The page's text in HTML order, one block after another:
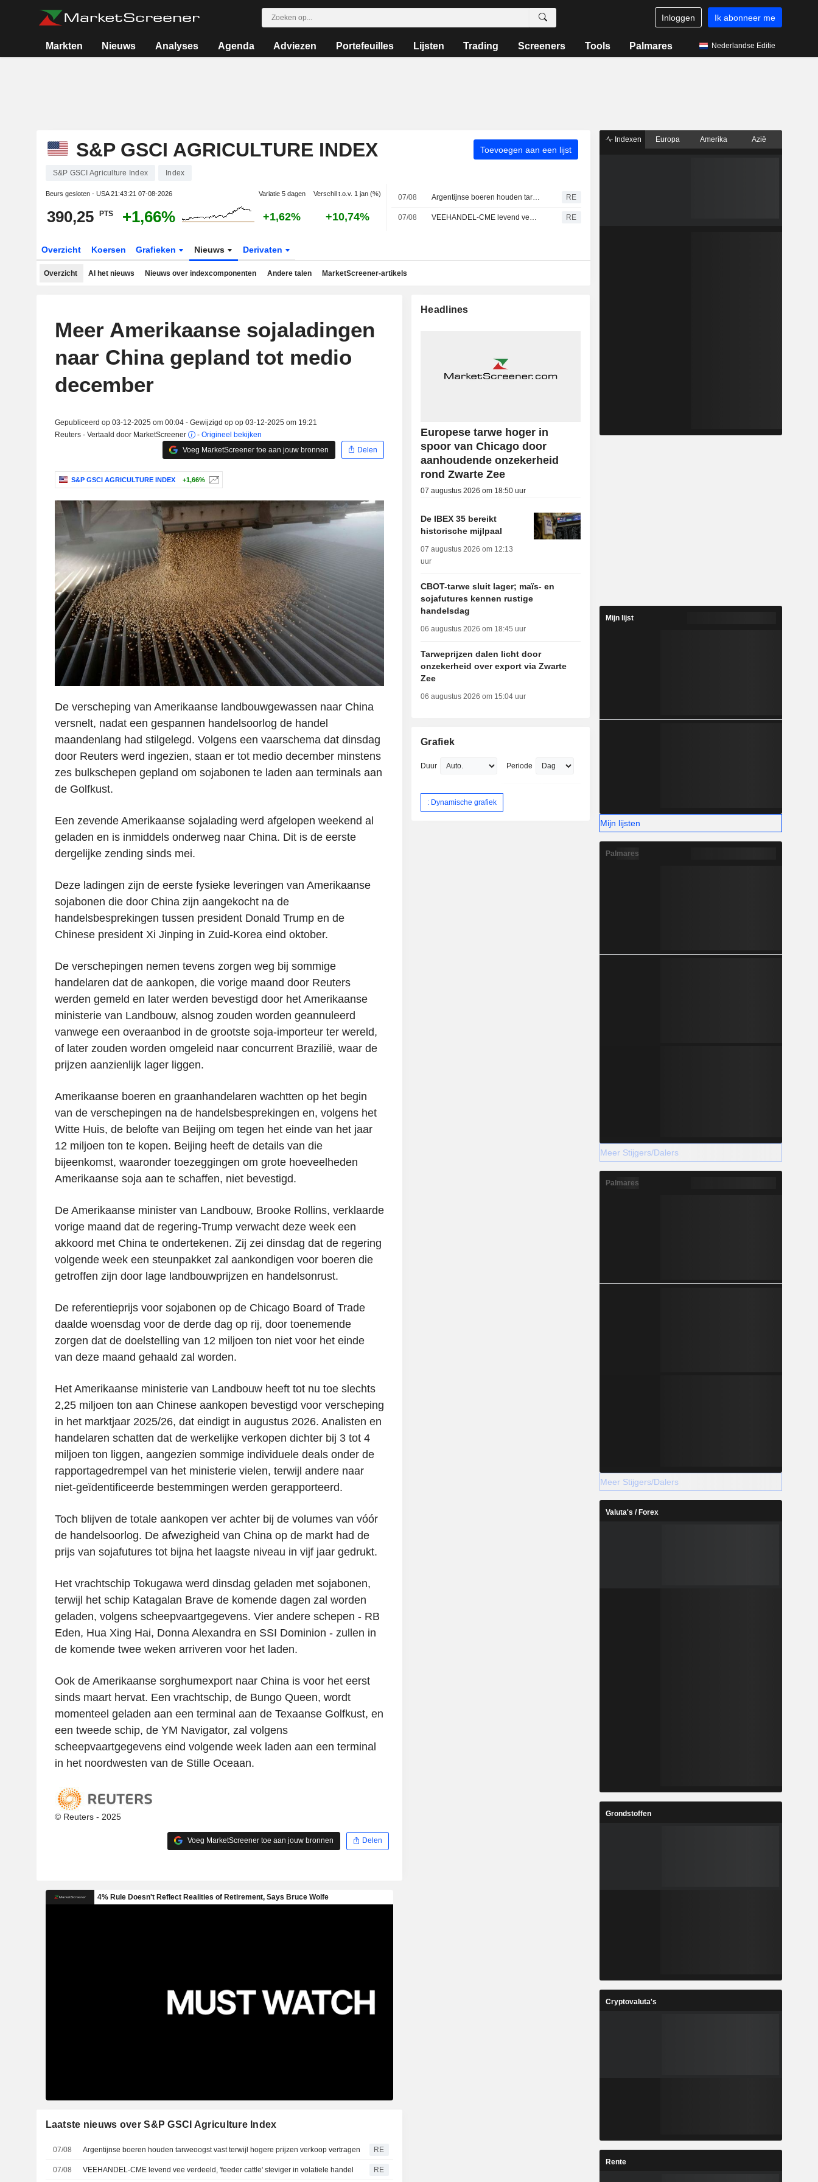
Inloggen Ik abonneer me
Markten Nieuws Analyses Agenda Adviezen Portefeuilles Lijsten Trading Screeners Tools Palmares Nederlandse Editie
S&P GSCI AGRICULTURE INDEX Toevoegen aan een lijst
S&P GSCI Agriculture Index Index
Beurs gesloten - USA21:43:21 07-08-2026 Variatie 5 dagen Verschil t.o.v. 1 jan (%)
390,25 PTS +1,66% +1,62% +10,74%
07/08 Argentijnse boeren houden tarweoogst vast terwijl hogere prijzen verkoop vertragen RE
07/08 VEEHANDEL-CME levend vee verdeeld, 'feeder cattle' steviger in volatiele handel RE
Overzicht Koersen Grafieken Nieuws Derivaten
Overzicht Al het nieuws Nieuws over indexcomponenten Andere talen MarketScreener-artikels
Meer Amerikaanse sojaladingen
naar China gepland tot medio
december
Gepubliceerd op 03-12-2025 om 00:04 - Gewijzigd op op 03-12-2025 om 19:21
Reuters - Vertaald door MarketScreener
- Origineel bekijken
Voeg MarketScreener toe aan jouw bronnen
Delen
S&P GSCI AGRICULTURE INDEX +1,66%
De verscheping van Amerikaanse landbouwgewassen naar China
versnelt, nadat een gespannen handelsoorlog de handel
maandenlang had stilgelegd. Volgens een vaarschema dat dinsdag
door Reuters werd ingezien, staan er tot medio december minstens
zes bulkschepen gepland om sojabonen te laden aan terminals aan
de Golfkust.
Een zevende Amerikaanse sojalading werd afgelopen weekend al
geladen en is inmiddels onderweg naar China. Dit is de eerste
dergelijke zending sinds mei.
Deze ladingen zijn de eerste fysieke leveringen van Amerikaanse
sojabonen die door China zijn aangekocht na de
handelsbesprekingen tussen president Donald Trump en de
Chinese president Xi Jinping in Zuid-Korea eind oktober.
De verschepingen nemen tevens zorgen weg bij sommige
handelaren dat de aankopen, die vorige maand door Reuters
werden gemeld en later werden bevestigd door het Amerikaanse
ministerie van Landbouw, alsnog zouden worden geannuleerd
vanwege een overaanbod in de grootste soja-importeur ter wereld,
of later zouden worden omgeleid naar concurrent Brazilië, waar de
prijzen aanzienlijk lager liggen.
Amerikaanse boeren en graanhandelaren wachtten op het begin
van de verschepingen na de handelsbesprekingen en, volgens het
Witte Huis, de belofte van Beijing om tegen het einde van het jaar
12 miljoen ton te kopen. Beijing heeft de details van die
bijeenkomst, waaronder toezeggingen om grote hoeveelheden
Amerikaanse soja aan te schaffen, niet bevestigd.
De Amerikaanse minister van Landbouw, Brooke Rollins, verklaarde
vorige maand dat de regering-Trump verwacht deze week een
akkoord met China te ondertekenen. Zij zei dinsdag dat de regering
volgende week een steunpakket zal aankondigen voor boeren die
getroffen zijn door lage landbouwprijzen en handelsonrust.
De referentieprijs voor sojabonen op de Chicago Board of Trade
daalde woensdag voor de derde dag op rij, door toenemende
zorgen dat de doelstelling van 12 miljoen ton niet voor het einde
van deze maand gehaald zal worden.
Het Amerikaanse ministerie van Landbouw heeft tot nu toe slechts
2,25 miljoen ton aan Chinese aankopen bevestigd voor verscheping
in het marktjaar 2025/26, dat eindigt in augustus 2026. Analisten en
handelaren schatten dat de werkelijke verkopen dichter bij 3 tot 4
miljoen ton liggen, aangezien sommige individuele deals onder de
rapportagedrempel van het ministerie vielen, terwijl andere naar
niet-geïdentificeerde bestemmingen werden gerapporteerd.
Toch blijven de totale aankopen ver achter bij de volumes van vóór
de handelsoorlog. De afwezigheid van China op de markt had de
prijs van sojafutures tot bijna het laagste niveau in vijf jaar gedrukt.
Het vrachtschip Tokugawa werd dinsdag geladen met sojabonen,
terwijl het schip Katagalan Brave de komende dagen zal worden
geladen, volgens scheepvaartgegevens. Vier andere schepen - RB
Eden, Hua Xing Hai, Donna Alexandra en SSI Dominion - zullen in
de komende twee weken arriveren voor het laden.
Ook de Amerikaanse sorghumexport naar China is voor het eerst
sinds maart hervat. Een vrachtschip, de Bungo Queen, wordt
momenteel geladen aan een terminal aan de Texaanse Golfkust, en
een tweede schip, de YM Navigator, zal volgens
scheepvaartgegevens eind volgende week laden aan een terminal
in het noordwesten van de Stille Oceaan.
© Reuters - 2025
Voeg MarketScreener toe aan jouw bronnen Delen
Laatste nieuws over S&P GSCI Agriculture Index
07/08 Argentijnse boeren houden tarweoogst vast terwijl hogere prijzen verkoop vertragen RE
07/08 VEEHANDEL-CME levend vee verdeeld, 'feeder cattle' steviger in volatiele handel RE
Headlines
Europese tarwe hoger in
spoor van Chicago door
aanhoudende onzekerheid
rond Zwarte Zee
07 augustus 2026 om 18:50 uur
De IBEX 35 bereikt
historische mijlpaal
07 augustus 2026 om 12:13
uur
CBOT-tarwe sluit lager; maïs- en
sojafutures kennen rustige
handelsdag
06 augustus 2026 om 18:45 uur
Tarweprijzen dalen licht door
onzekerheid over export via Zwarte
Zee
06 augustus 2026 om 15:04 uur
Grafiek
Duur Periode
: Dynamische grafiek
Indexen Europa Amerika Azië
Mijn lijst
Mijn lijsten
Palmares
Meer Stijgers/Dalers
Palmares
Meer Stijgers/Dalers
Valuta's / Forex
Grondstoffen
Cryptovaluta's
Rente